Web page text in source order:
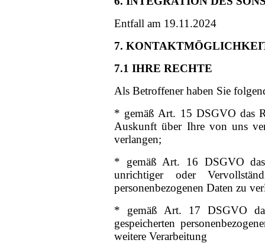
Entfall am 19.11.2024
7.
7.1 IHRE RECHTE
Als Betroffener haben Sie
* gemäß Art. 15 DSGVO das
Auskunft über Ihre von uns
verlangen;
* gemäß Art. 16 DSGVO
unrichtiger oder
personenbezogenen Daten zu
* gemäß Art. 17 DSGVO
gespeicherten
weitere Verarbeitung